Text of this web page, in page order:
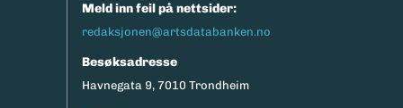
Meld inn feil på nettsider:
redaksjonen@artsdatabanken.no
Besøksadresse
Havnegata 9, 7010 Trondheim